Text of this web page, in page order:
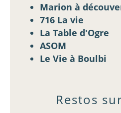
Restos
Marion à
716 La vie
La Table d'Ogre
ASOM
Le Vie à Boulbi